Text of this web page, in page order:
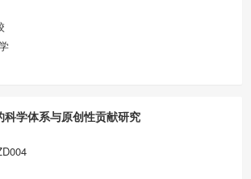
科学体系与原创性贡献研究